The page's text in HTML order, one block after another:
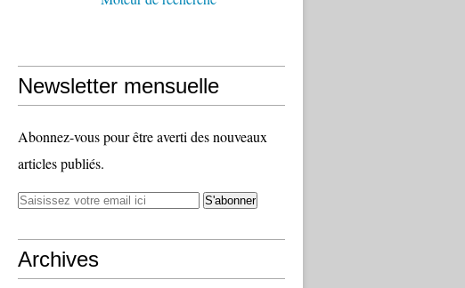
Newsletter mensuelle
Abonnez-vous pour être averti des nouveaux
articles publiés.
Archives